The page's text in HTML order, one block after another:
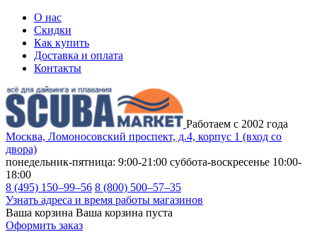
О нас
Скидки
Как купить
Доставка и оплата
Контакты
Работаем с 2002 года
Москва, Ломоносовский проспект, д.4, корпус 1 (вход со
двора)
понедельник-пятница: 9:00-21:00 суббота-воскресенье 10:00-
18:00
8 (495) 150–99–56 8 (800) 500–57–35
Узнать адреса и время работы магазинов
Ваша корзина Ваша корзина пуста
Оформить заказ